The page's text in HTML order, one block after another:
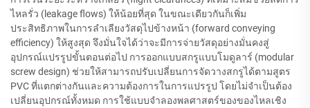
ไหลรั่ว (leakage flows) ให้น้อยที่สุด ในขณะเดียวกันก็เพิ่ม
ประสิทธิภาพในการลำเลียงวัสดุไปข้างหน้า (forward conveying
efficiency) ให้สูงสุด จึงมั่นใจได้ว่าจะมีการจ่ายวัสดุอย่างมั่นคงสู่
อุปกรณ์แปรรูปขั้นตอนต่อไป การออกแบบสกรูแบบโมดูลาร์ (modular
screw design) ช่วยให้สามารถปรับเปลี่ยนการจัดวางสกรูได้ตามสูตร
PVC ที่แตกต่างกันและความต้องการในการแปรรูป โดยไม่จำเป็นต้อง
เปลี่ยนอุปกรณ์ทั้งหมด การใช้แบบจำลองพลศาสตร์ของของไหลเชิง